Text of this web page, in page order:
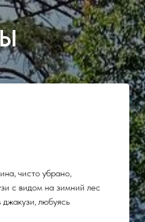
чисто убрано,
с видом на зимний лес
любуясь